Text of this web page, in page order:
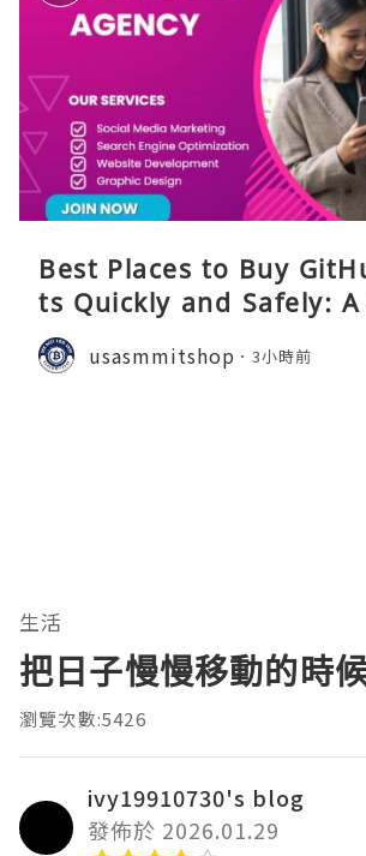
Best Places to Buy
ts Quickly and Safely:
Guide
usasmmitshop 3小時前
生活
把日子慢慢移動的時
瀏覽次數:5426
ivy19910730's blog
發佈於 2026.01.29